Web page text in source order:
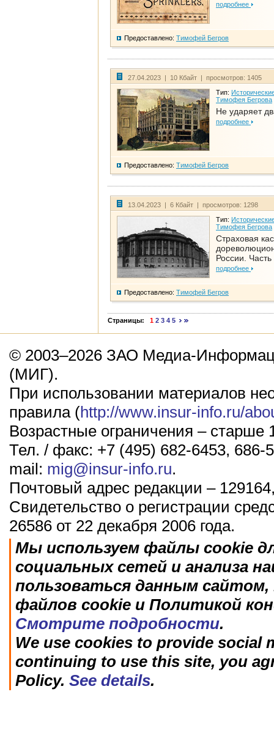
подробнее
Предоставлено: Тимофей Бегров
27.04.2023 | 10 Кбайт | просмотров: 1405
Тип:
Тимофея Бегрова
Не ударяет
подробнее
Предоставлено: Тимофей Бегров
13.04.2023 | 6 Кбайт | просмотров: 1298
Тип:
Тимофея Бегрова
Страховая
России. Часть
подробнее
Предоставлено: Тимофей Бегров
Страницы: 1 2 3 4 5
© 2003–2026 ЗАО Медиа-
(МИГ).
При использовании материалов
правила (http://www.insur-info.ru/
Возрастные ограничения – старше
Тел. / факс: +7 (495) 682-6453, 686-
mail: mig@insur-info.ru.
Почтовый адрес редакции –
Свидетельство о регистрации
26586 от 22 декабря 2006 года.
Мы используем файлы cookie
социальных сетей и анализа
пользоваться данным
файлов cookie и Политикой
Смотрите подробности.
We use cookies to provide social
continuing to use this site, you
Policy. See details.